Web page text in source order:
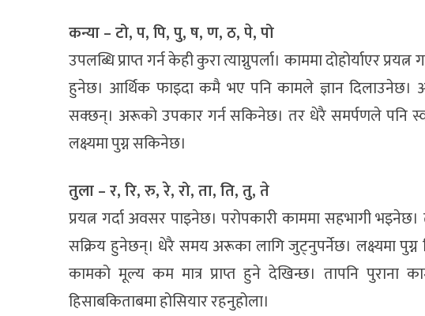
कन्या – टो, प, पि, पु, ष, ण, ठ, पे, पो
उपलब्धि प्राप्त गर्न केही कुरा त्याग्नुपर्ला। काममा दोहोर्याएर
हुनेछ। आर्थिक फाइदा कमै भए पनि कामले ज्ञान
सक्छन्। अरूको उपकार गर्न सकिनेछ। तर धेरै समर्पणले पनि
लक्ष्यमा पुग्न सकिनेछ।
तुला – र, रि, रु, रे, रो, ता, ति, तु, ते
प्रयत्न गर्दा अवसर पाइनेछ। परोपकारी काममा सहभागी
सक्रिय हुनेछन्। धेरै समय अरूका लागि जुट्नुपर्नेछ। लक्ष्यमा पुग्न
कामको मूल्य कम मात्र प्राप्त हुने देखिन्छ। तापनि पुराना
हिसाबकिताबमा होसियार रहनुहोला।